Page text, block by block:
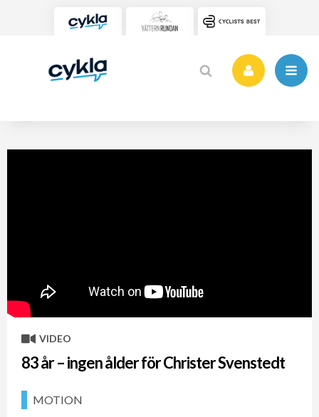
VIDEO
83 år – ingen ålder för Christer Svenstedt
MOTION